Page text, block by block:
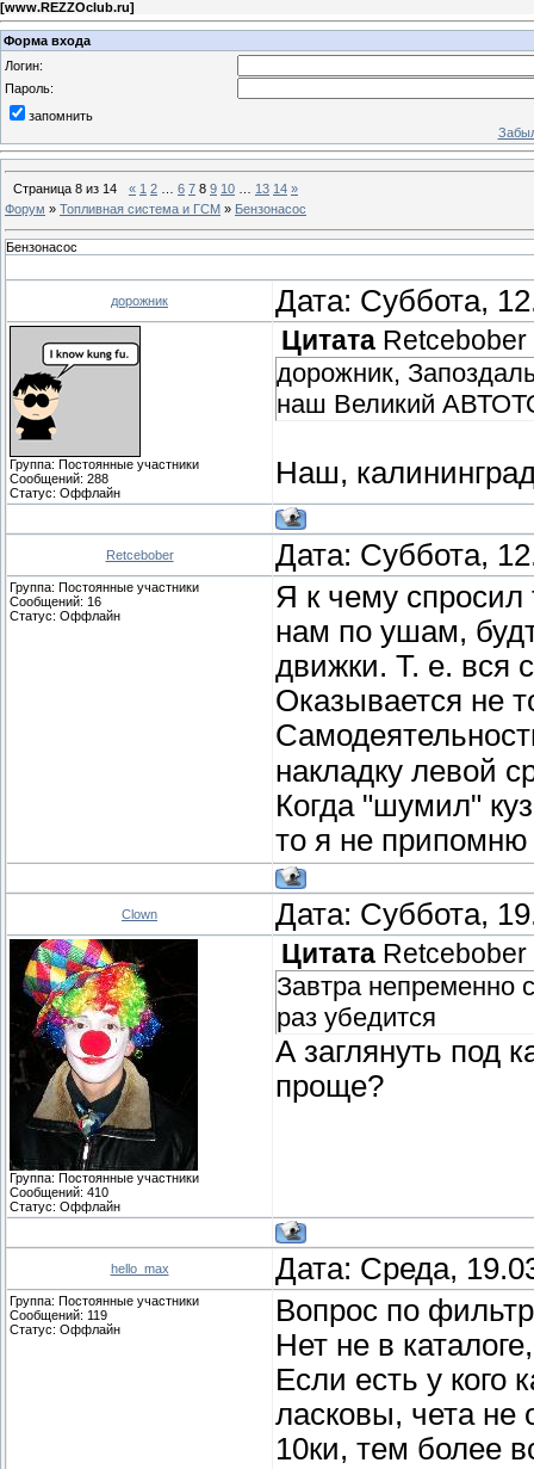
[www.REZZOclub.ru]
Форма входа
Логин:
Пароль:
запомнить
Страница 8 из 14 « 1 2 6 7 8 9 10 13 14 »
Форум » Топливная система и ГСМ » Бензонасос
Бензонасос
дорожник Дата: Суббота,
Группа: Постоянные участники
Сообщений: 288
Статус: Оффлайн
Цитата Retcebober
дорожник,
наш Великий
Наш,
Retcebober Дата: Суббота,
Группа: Постоянные участники
Сообщений: 16
Статус: Оффлайн
Я к чему спросил
нам по ушам,
движки. Т. е. вся
Оказывается не
накладку левой
Когда "шумил"
то я не
Clown Дата: Суббота,
Группа: Постоянные участники
Сообщений: 410
Статус: Оффлайн
Цитата Retcebober
Завтра непременно
раз убедится
А заглянуть под
проще?
hello_max Дата: Среда,
Группа: Постоянные участники
Сообщений: 119
Статус: Оффлайн
Вопрос по
Нет не в
Если есть у кого
ласковы, чета не
10ки, тем более